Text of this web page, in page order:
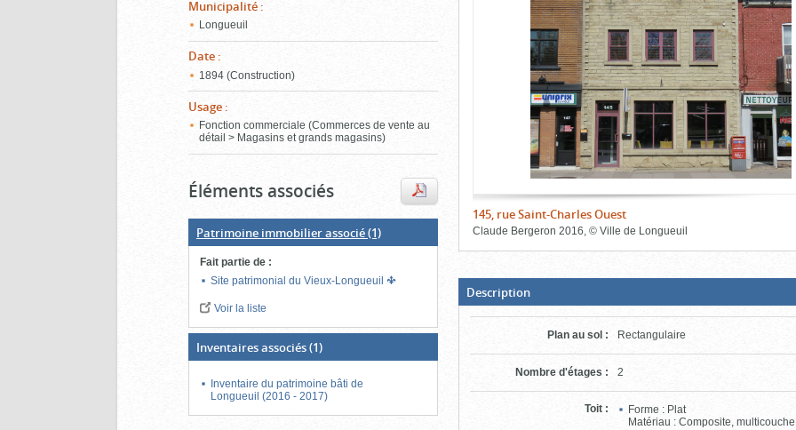
Municipalité :
Longueuil
Date :
1894 (Construction)
Usage :
Fonction commerciale (Commerces de vente au
détail > Magasins et grands magasins)
Éléments associés
Patrimoine immobilier associé(1)
Fait partie de :
Site patrimonial du Vieux-Longueuil
Voir la liste
Inventaires associés(1)
Inventaire du patrimoine bâti de
Longueuil (2016 - 2017)
contenu)
le
contenu)
l'onglet
145, rue Saint-Charles Ouest
Claude Bergeron 2016 © Ville de Longueuil
bloc
d'onglets
Description(Boite
ouverte,
cliquer
pour
fermer)
Plan au sol : Rectangulaire
Nombre d'étages : 2
Toit :
Forme : Plat
Matériau : Composite, multicouche